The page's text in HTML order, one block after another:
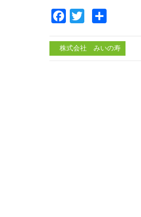
FacebookTwitter
株式会社 みいの寿